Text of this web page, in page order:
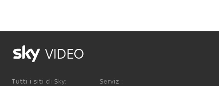
VIDEO
Tutti i siti di Sky: Servizi: